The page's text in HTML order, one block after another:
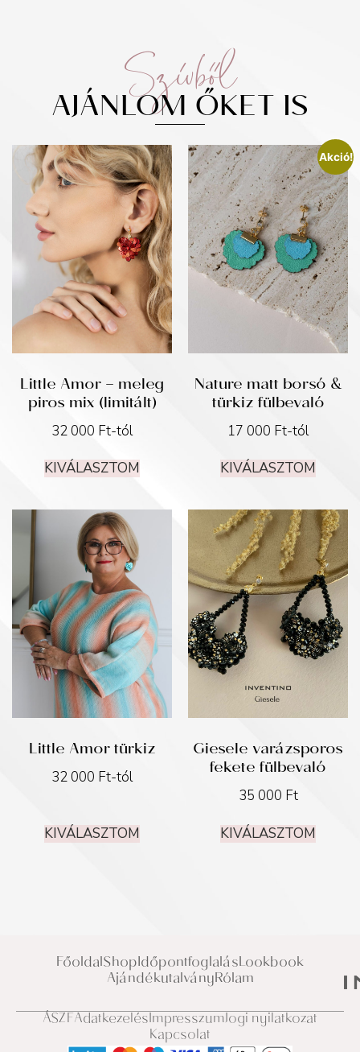
Szívből
AJÁNLOM ŐKET IS
Little Amor – meleg
piros mix (limitált)
32 000 Ft-tól
KIVÁLASZTOM
Akció!
Nature matt borsó &
türkiz fülbevaló
17 000 Ft-tól
KIVÁLASZTOM
Little Amor türkiz
32 000 Ft-tól
KIVÁLASZTOM
Giesele varázsporos
fekete fülbevaló
35 000 Ft
KIVÁLASZTOM
FőoldalShopIdőpontfoglalásLookbook
AjándékutalványRólam
ÁSZFAdatkezelésImpresszumJogi nyilatkozat
Kapcsolat